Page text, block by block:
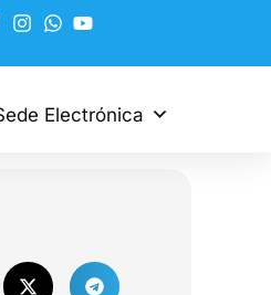
Electrónica